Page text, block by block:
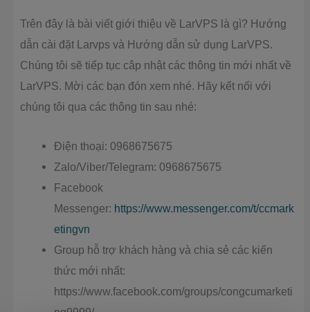
Trên đây là bài viết giới thiệu về LarVPS là gì? Hướng
dẫn cài đặt Larvps và Hướng dẫn sử dụng LarVPS.
Chúng tôi sẽ tiếp tục câp nhật các thông tin mới nhất về
LarVPS. Mời các bạn đón xem nhé. Hãy kết nối với
chúng tôi qua các thông tin sau nhé:
Điện thoại: 0968675675
Zalo/Viber/Telegram: 0968675675
Facebook
Messenger: https://www.messenger.com/t/ccmark
etingvn
Group hỗ trợ khách hàng và chia sẻ các kiến
thức mới nhất:
https://www.facebook.com/groups/congcumarketi